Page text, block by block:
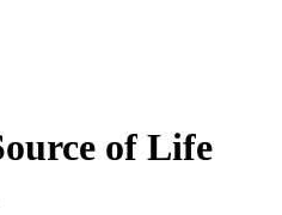
of Life